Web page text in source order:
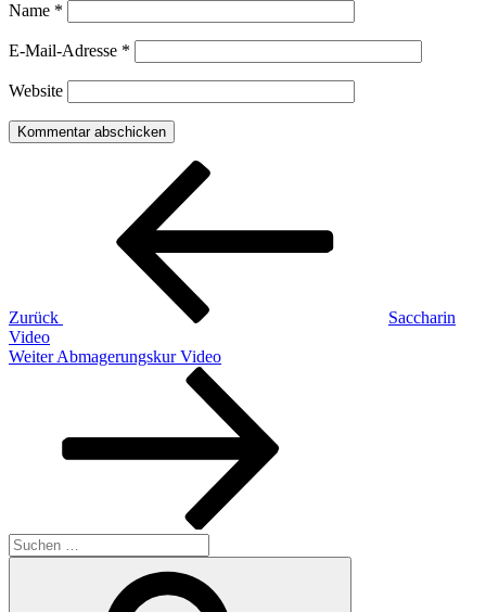
Name *
E-Mail-Adresse *
Website
Beitragsnavigation
Zurück
Saccharin
Video
Nächster
Weiter Abmagerungskur Video
Suchen
nach: